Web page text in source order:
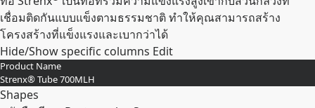
เชื่อมติดกันแบบแข็งตามธรรมชาติ ทําให้คุณสามารถสร้าง
โครงสร้างที่แข็งแรงและเบากว่าได้
Hide/Show specific columns Edit
Product Name
Strenx® Tube 700MLH
Shapes